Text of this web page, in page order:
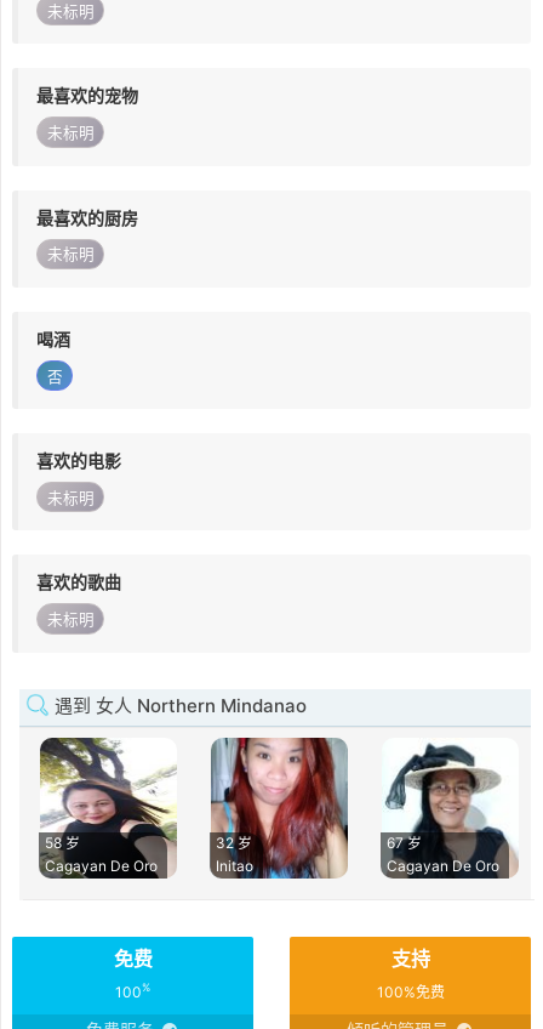
未标明
最喜欢的宠物
未标明
最喜欢的厨房
未标明
喝酒
否
喜欢的电影
未标明
喜欢的歌曲
未标明
遇到 女人 Northern Mindanao
58 岁
Cagayan De Oro
32 岁
Initao
67 岁
Cagayan De Oro
免费
100%
支持
100%免费